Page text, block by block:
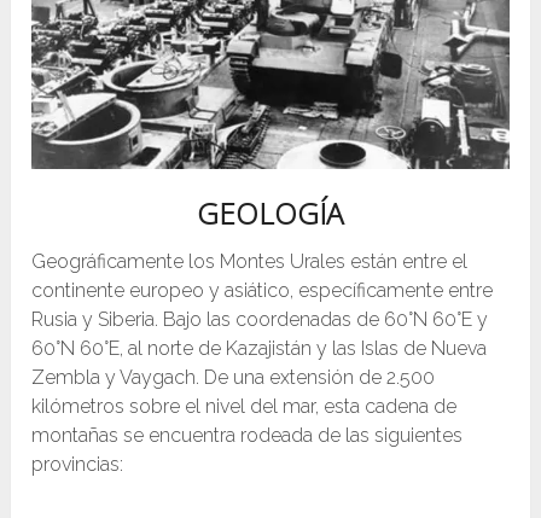
GEOLOGÍA
Geográficamente los Montes Urales están entre el
continente europeo y asiático, específicamente entre
Rusia y Siberia. Bajo las coordenadas de 60°N 60°E y
60°N 60°E, al norte de Kazajistán y las Islas de Nueva
Zembla y Vaygach. De una extensión de 2.500
kilómetros sobre el nivel del mar, esta cadena de
montañas se encuentra rodeada de las siguientes
provincias: